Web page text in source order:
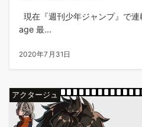
現在『週刊少年ジャンプ』で
age 最...
2020年7月31日
アクタージュ